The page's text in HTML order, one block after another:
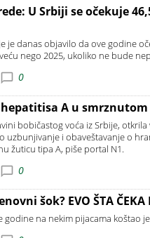
U Srbiji se očekuje
je danas objavilo da ove godine
nego 2025, ukoliko ne bude
0
A u smrznutom
bobičastog voća iz Srbije,
uzbunjivanje i obaveštavanje o
žuticu tipa A, piše portal N1.
0
šok? EVO ŠTA ČEKA
na nekim pijacama koštao